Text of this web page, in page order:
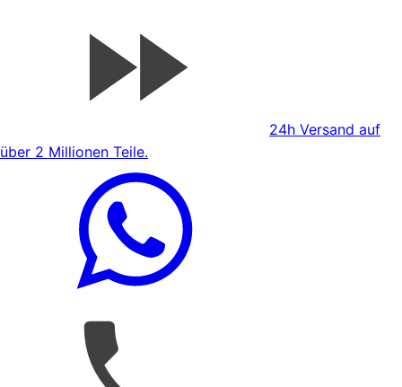
24h Versand auf
über 2 Millionen Teile.